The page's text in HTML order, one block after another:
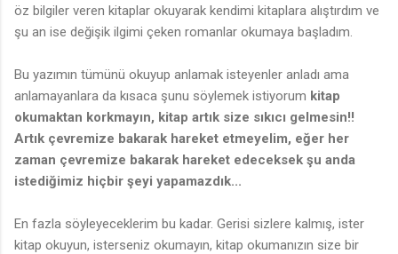
öz bilgiler veren kitaplar okuyarak kendimi kitaplara alıştırdım ve
şu an ise değişik ilgimi çeken romanlar okumaya başladım.
Bu yazımın tümünü okuyup anlamak isteyenler anladı ama
anlamayanlara da kısaca şunu söylemek istiyorum kitap
okumaktan korkmayın, kitap artık size sıkıcı gelmesin!!
Artık çevremize bakarak hareket etmeyelim, eğer her
zaman çevremize bakarak hareket edeceksek şu anda
istediğimiz hiçbir şeyi yapamazdık...
En fazla söyleyeceklerim bu kadar. Gerisi sizlere kalmış, ister
kitap okuyun, isterseniz okumayın, kitap okumanızın size bir